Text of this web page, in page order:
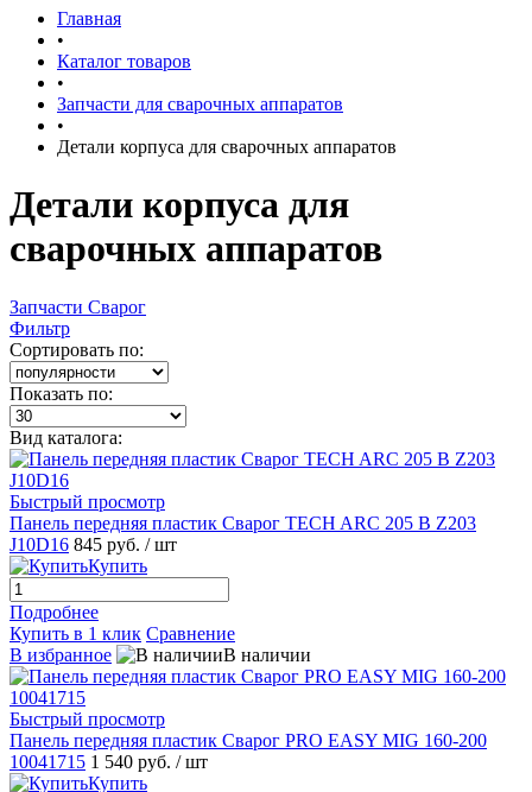
Главная
•
Каталог товаров
•
Запчасти для сварочных аппаратов
•
Детали корпуса для сварочных аппаратов
Детали корпуса для
сварочных аппаратов
Запчасти Сварог
Фильтр
Сортировать по:
Показать по:
Вид каталога:
Быстрый просмотр
Панель передняя пластик Сварог TECH ARC 205 B Z203
J10D16 845 руб. / шт
Купить
Подробнее
Купить в 1 клик Сравнение
В избранное
В наличии
Быстрый просмотр
Панель передняя пластик Сварог PRO EASY MIG 160-200
10041715 1 540 руб. / шт
Купить